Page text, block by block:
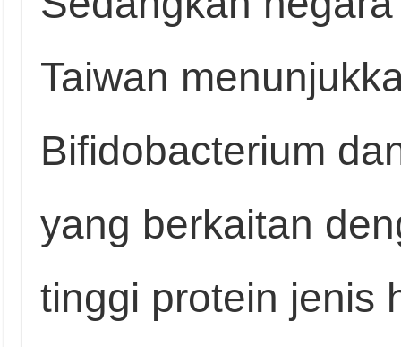
Taiwan
Bifidobacterium
yang berkaitan
tinggi protein jenis